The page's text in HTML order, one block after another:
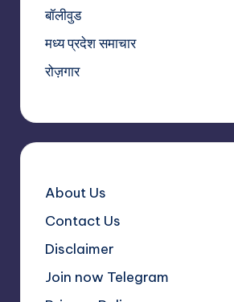
बॉलीवुड
मध्य प्रदेश समाचार
रोज़गार
About Us
Contact Us
Disclaimer
Join now Telegram